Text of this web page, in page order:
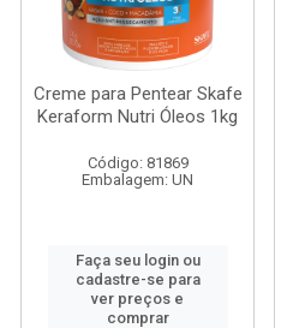
Creme para Pentear Skafe
Keraform Nutri Óleos 1kg
Código: 81869
Embalagem: UN
Faça seu login ou
cadastre-se para
ver preços e
comprar